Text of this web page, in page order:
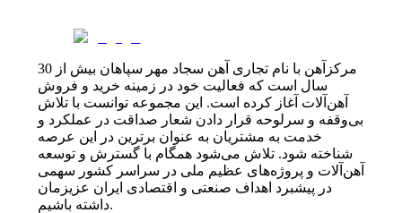
مرکزآهن با نام تجاری آهن سجاد مهر سپاهان بیش از 30
سال است که فعالیت خود در زمینه خرید و فروش
آهن‌آلات آغاز کرده است. این مجموعه توانست با تلاش
بی‌وقفه و سرلوحه قرار دادن شعار صداقت در عملکرد و
خدمت به مشتریان به عنوان برترین در این عرصه
شناخته شود. تلاش می‌شود همگام با گسترش و توسعه
آهن‌آلات و پروژه‌های عظیم ملی در سراسر کشور سهمی
در پیشبرد اهداف صنعتی و اقتصادی ایران عزیزمان
داشته باشیم.